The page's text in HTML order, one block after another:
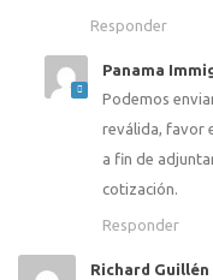
Responder
Panama
Podemos
reválida, favor
a fin de
cotización.
Responder
Richard Guillén